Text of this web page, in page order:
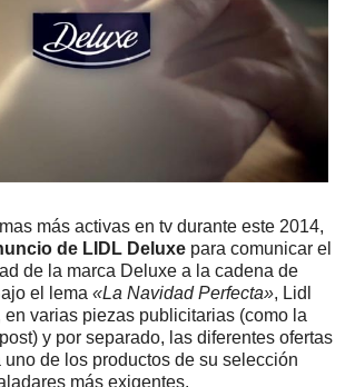
más activas en tv durante este 2014,
de LIDL Deluxe para comunicar el
de la marca Deluxe a la cadena de
el lema «La Navidad Perfecta», Lidl
en varias piezas publicitarias (como la
y por separado, las diferentes ofertas
de los productos de su selección
más exigentes.